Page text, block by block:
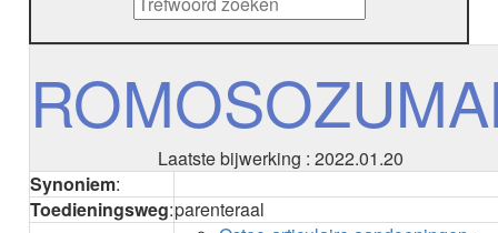
ADAPALEEN
ADAPALEEN / BENZOYLPEROXIDE
ADENOSINE
AESCINE
AFLIBERCEPT intravitreaal
AFLIBERCEPT parenteraal
Laatste bijwerking : 2022.01.20
Synoniem:
Toedieningsweg:parenteraal